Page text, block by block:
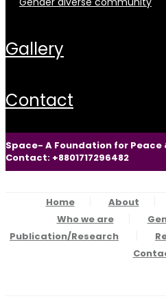
gallery
contact
Space- A Foundation for Peace
Contact: +8801717296482
Home About
Who we are
Publication/Research